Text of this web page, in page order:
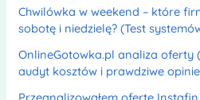
Chwilówka w weekend – które
sobotę i niedzielę? (Test
OnlineGotowka.pl analiza oferty
audyt kosztów i prawdziwe opinie